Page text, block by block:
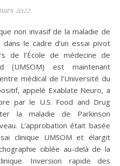
2022
le cadre d’un essai pivot
de l’École de médecine de
(UMSOM) est maintenant
médical de l’Université du
appelé Exablate Neuro, a
par le U.S. Food and Drug
la maladie de Parkinson
L’approbation était basée
clinique UMSOM et élargit
ciblée au-delà de la
Inversion rapide des